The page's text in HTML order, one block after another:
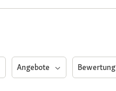
Angebote Bewertung